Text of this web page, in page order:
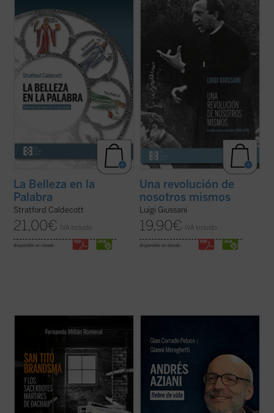
La Belleza en la Palabra
contribución única para devolver la
realidad al centro del aprendizaje. A los
interrogantes ¿qué es una buena
educación? o ¿para qué sirve?, Stratford
Caldecott ensaya una respuesta arrojando
una nueva ...(ver ficha)
La Belleza en la
Palabra
Stratford Caldecott
21,00€ IVA incluido
disponible en ebook:
Los textos reunidos en este libro
pertenecen a un momento delicado y
crucial de la historia de Comunión y
Liberación (CL). Se remontan a los años
nacida de don Giussani en 1954 sufrió una
profunda ...(ver ficha)
Una revolución de
nosotros mismos
Luigi Giussani
19,90€ IVA incluido
disponible en ebook:
sufrieron cautiverio en Dachau. De ellos,
las penalidades unos 1.800, de los cuales,
1.106 polacos. El carmelita holandés Tito
Brandsma ha sido ya canonizado y 57 ...
(ver ficha)
beatificación en 2016 de un profesor de
filosofía italiano llamado Andrés Aziani.
¿Quién fue este docente que impactó de tal
forma las vidas de tantas personas a ...
(ver
ficha)